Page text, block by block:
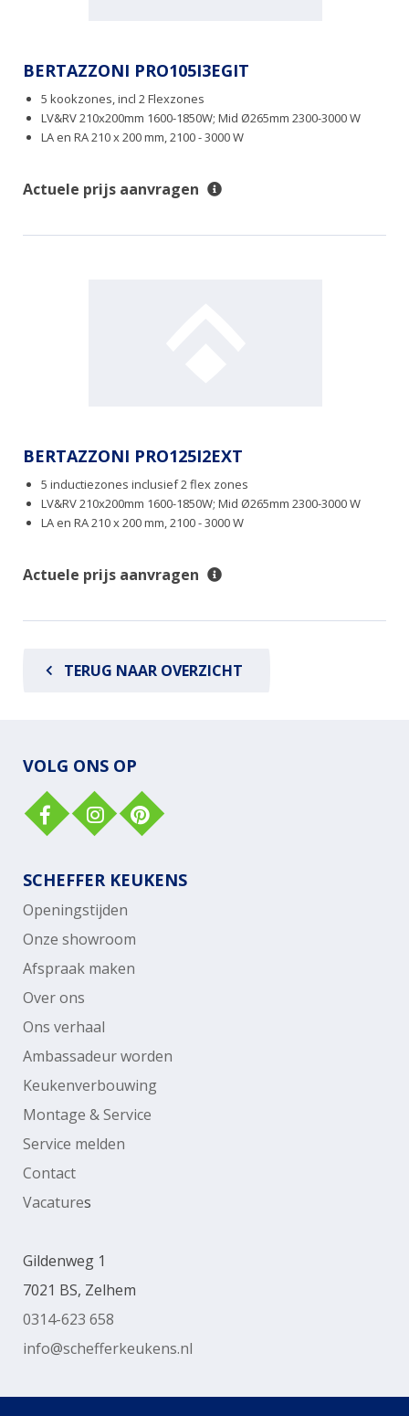
BERTAZZONI PRO105I3EGIT
5 kookzones, incl 2 Flexzones
LV&RV 210x200mm 1600-1850W; Mid Ø265mm 2300-3000 W
LA en RA 210 x 200 mm, 2100 - 3000 W
Actuele prijs aanvragen
BERTAZZONI PRO125I2EXT
5 inductiezones inclusief 2 flex zones
LV&RV 210x200mm 1600-1850W; Mid Ø265mm 2300-3000 W
LA en RA 210 x 200 mm, 2100 - 3000 W
Actuele prijs aanvragen
TERUG NAAR OVERZICHT
VOLG ONS OP
SCHEFFER KEUKENS
Openingstijden
Onze showroom
Afspraak maken
Over ons
Ons verhaal
Ambassadeur worden
Keukenverbouwing
Montage & Service
Service melden
Contact
Vacatures
Gildenweg 1
7021 BS, Zelhem
0314-623 658
info@schefferkeukens.nl